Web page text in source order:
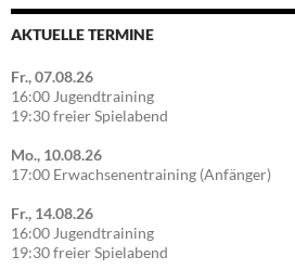
AKTUELLE TERMINE
Fr., 07.08.26
16:00 Jugendtraining
19:30 freier Spielabend
Mo., 10.08.26
17:00 Erwachsenentraining (Anfänger)
Fr., 14.08.26
16:00 Jugendtraining
19:30 freier Spielabend